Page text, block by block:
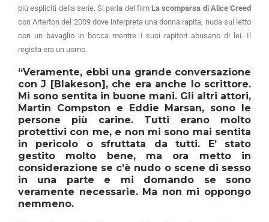
più espliciti della serie. Si parla del film La scomparsa di Alice Creed
con Arterton del 2009 dove interpreta una donna rapita, nuda sul letto
con un bavaglio in bocca mentre i suoi rapitori abusano di lei. Il
regista era un uomo.
“Veramente, ebbi una grande conversazione
con J [Blakeson], che era anche lo scrittore.
Mi sono sentita in buone mani. Gli altri attori,
Martin Compston e Eddie Marsan, sono le
persone più carine. Tutti erano molto
protettivi con me, e non mi sono mai sentita
in pericolo o sfruttata da tutti. E’ stato
gestito molto bene, ma ora metto in
considerazione se c’è nudo o scene di sesso
in una parte e mi domando se sono
veramente necessarie. Ma non mi oppongo
nemmeno.